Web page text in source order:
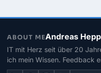
ABOUT MEAndreas Hepp
IT mit Herz seit über 20
ich mein Wissen. Feedback